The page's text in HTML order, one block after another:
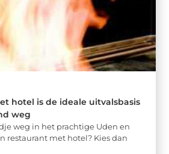
hotel is de ideale uitvalsbasis
weg
weg in het prachtige Uden en
restaurant met hotel? Kies dan